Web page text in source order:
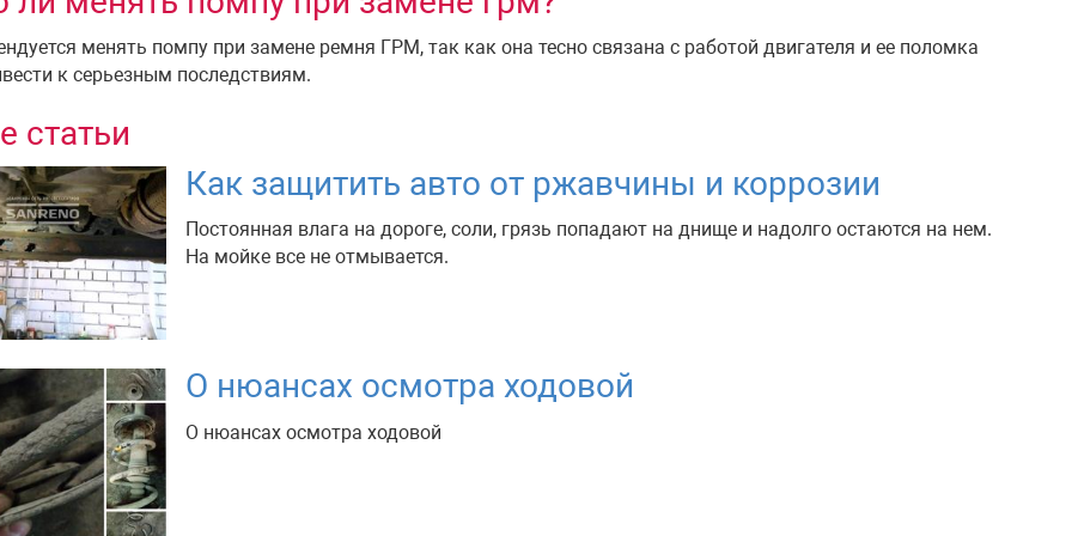
менять помпу при замене ремня ГРМ, так как она тесно связана с работой двигателя и ее поломка
к серьезным последствиям.
статьи
Как защитить авто от ржавчины и коррозии
Постоянная влага на дороге, соли, грязь попадают на днище и надолго остаются на нем.
На мойке все не отмывается.
О нюансах осмотра ходовой
О нюансах осмотра ходовой